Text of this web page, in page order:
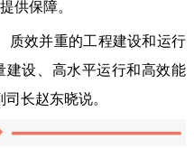
供保障。
效并重的工程建设和运行
建设、高水平运行和高效能
长赵东晓说。